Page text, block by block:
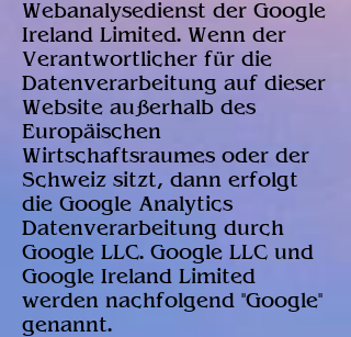
Webanalysedienst der Google
Ireland Limited. Wenn der
Verantwortlicher für die
Datenverarbeitung auf dieser
Website außerhalb des
Europäischen
Wirtschaftsraumes oder der
Schweiz sitzt, dann erfolgt
die Google Analytics
Datenverarbeitung durch
Google LLC. Google LLC und
Google Ireland Limited
werden nachfolgend "Google"
genannt.